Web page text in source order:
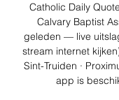
Catholic Daily
Calvary Baptist
geleden — live
stream internet
Sint-Truiden ·
app is